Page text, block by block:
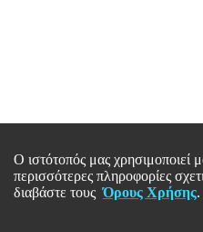
Ο ιστότοπός μας χρησιμοποιεί
περισσότερες πληροφορίες
διαβάστε τουςΌρους Χρήσης